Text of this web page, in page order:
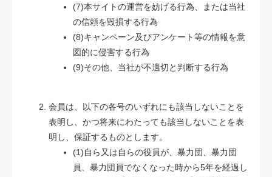
(7)本サイトの運営を妨げる行為、または当社
の信頼を毀損する行為
(8)キャンペーン及びアンケート等の情報を意
図的に侵害する行為
(9)その他、当社が不適切と判断する行為
会員は、以下の各号のいずれにも該当しないことを
表明し、かつ将来にわたっても該当しないことを表
明し、保証するものとします。
(1)自ら又は自らの役員が、暴力団、暴力団
員、暴力団員でなくなった時から5年を経過し